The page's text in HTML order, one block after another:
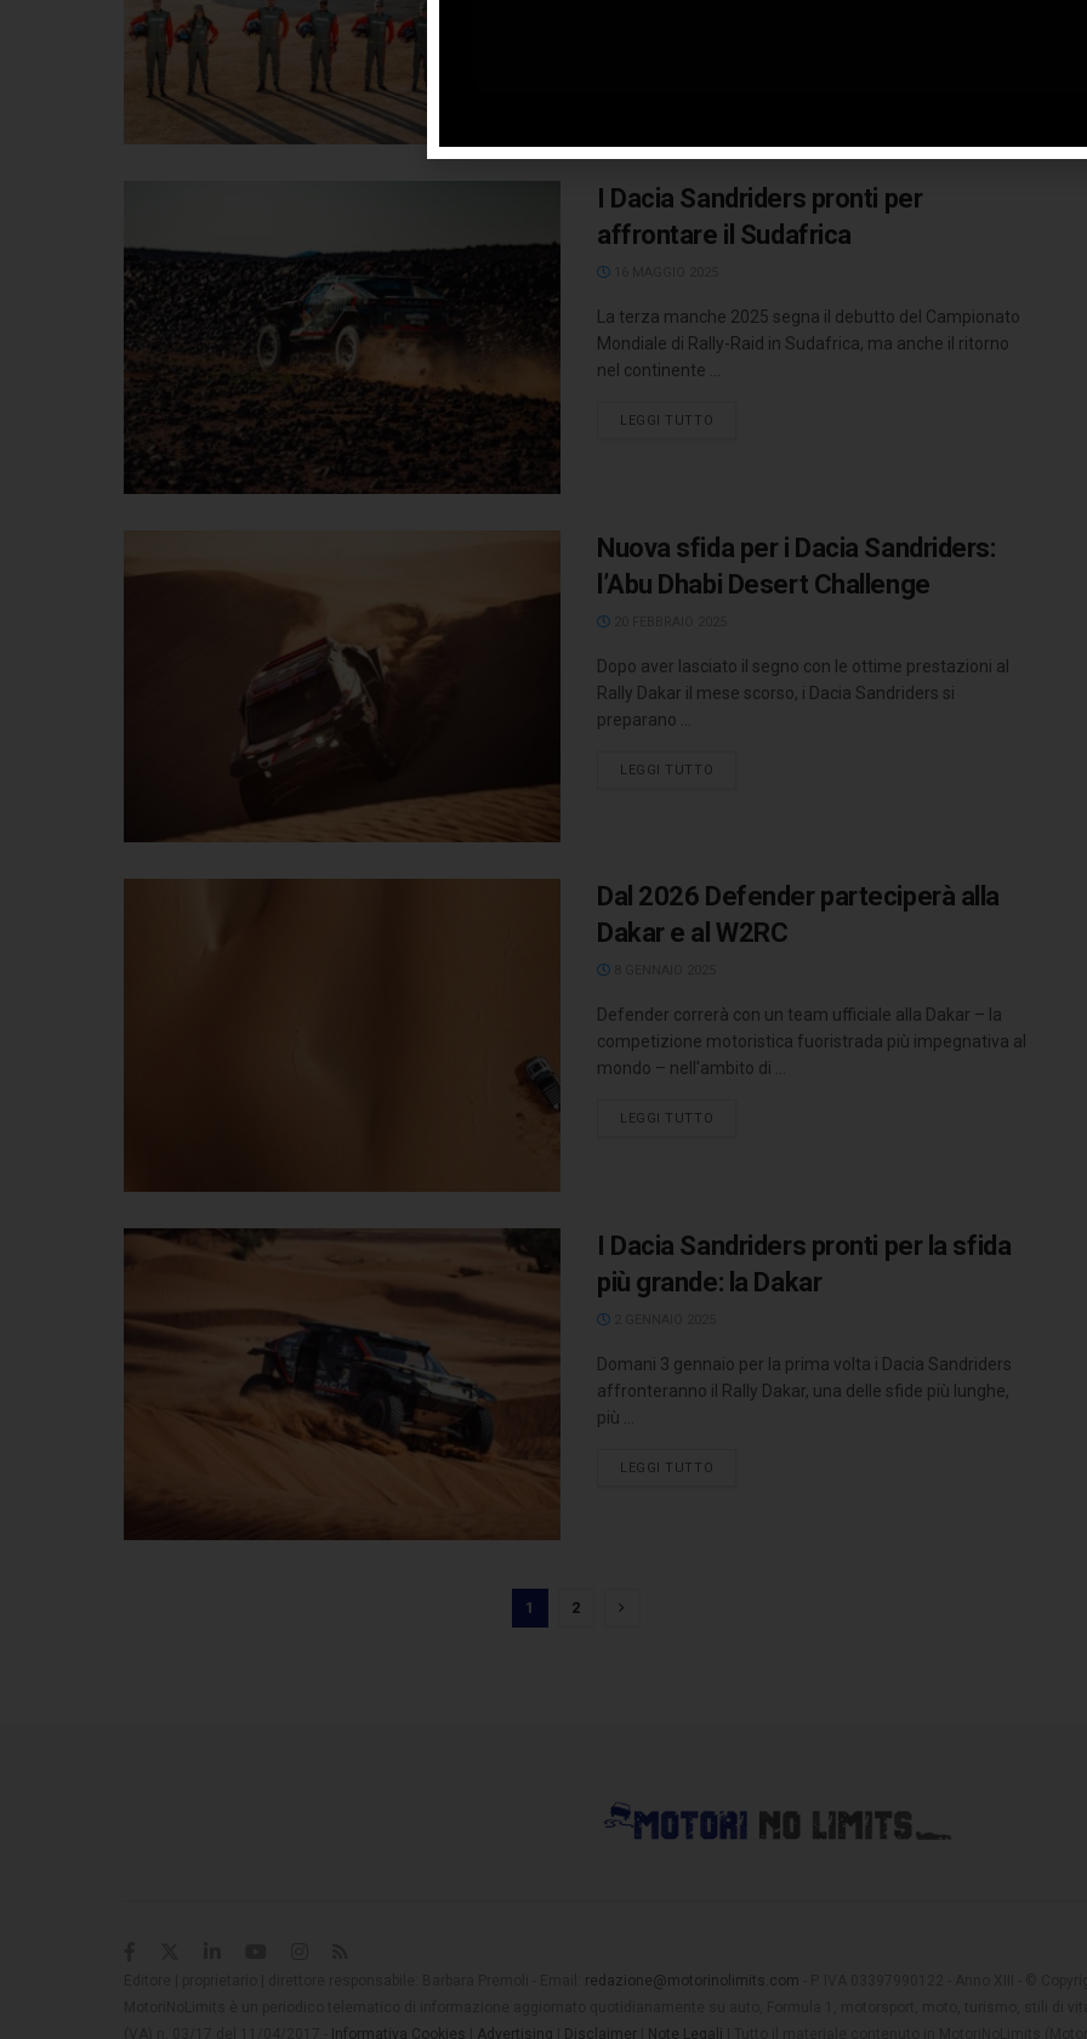
I Dacia Sandriders pronti per
affrontare il Sudafrica
La terza manche 2025 segna il debutto del Campionato
Mondiale di Rally-Raid in Sudafrica, ma anche il ritorno
nel continente ...
LEGGI TUTTO
Nuova sfida per i Dacia Sandriders:
l’Abu Dhabi Desert Challenge
Dopo aver lasciato il segno con le ottime prestazioni al
Rally Dakar il mese scorso, i Dacia Sandriders si
preparano ...
LEGGI TUTTO
Dal 2026 Defender parteciperà alla
Dakar e al W2RC
Defender correrà con un team ufficiale alla Dakar – la
competizione motoristica fuoristrada più impegnativa al
mondo – nell'ambito di ...
LEGGI TUTTO
I Dacia Sandriders pronti per la sfida
più grande: la Dakar
Domani 3 gennaio per la prima volta i Dacia Sandriders
affronteranno il Rally Dakar, una delle sfide più lunghe,
più ...
LEGGI TUTTO
1 2
redazione@motorinolimits.com
Informativa Cookies Advertising Disclaimer Note Legali